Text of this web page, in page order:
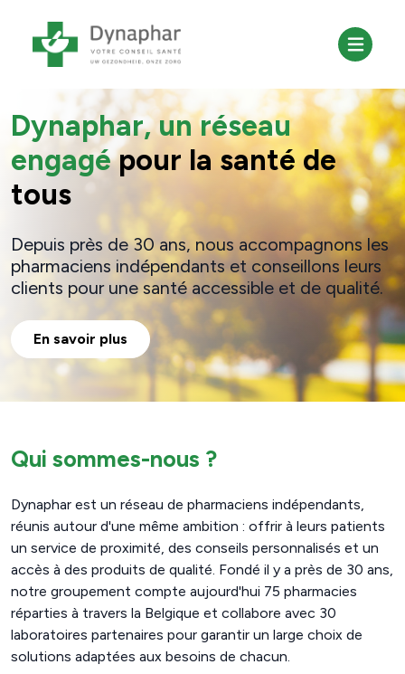
Dynaphar, un réseau
engagé pour la santé de
tous
Depuis près de 30 ans, nous accompagnons les
pharmaciens indépendants et conseillons leurs
clients pour une santé accessible et de qualité.
En savoir plus
Qui sommes-nous ?
Dynaphar est un réseau de pharmaciens indépendants,
réunis autour d'une même ambition : offrir à leurs patients
un service de proximité, des conseils personnalisés et un
accès à des produits de qualité. Fondé il y a près de 30 ans,
notre groupement compte aujourd'hui 75 pharmacies
réparties à travers la Belgique et collabore avec 30
laboratoires partenaires pour garantir un large choix de
solutions adaptées aux besoins de chacun.